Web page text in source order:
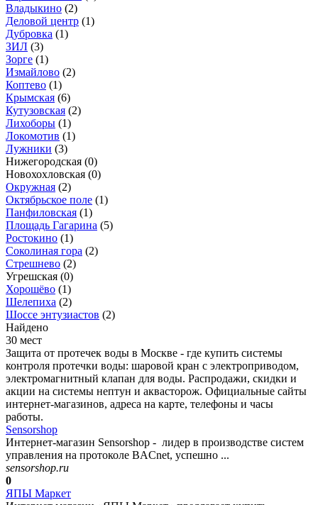
Владыкино (2)
Деловой центр (1)
Дубровка (1)
ЗИЛ (3)
Зорге (1)
Измайлово (2)
Коптево (1)
Крымская (6)
Кутузовская (2)
Лихоборы (1)
Локомотив (1)
Лужники (3)
Нижегородская (0)
Новохохловская (0)
Окружная (2)
Октябрьское поле (1)
Панфиловская (1)
Площадь Гагарина (5)
Ростокино (1)
Соколиная гора (2)
Стрешнево (2)
Угрешская (0)
Хорошёво (1)
Шелепиха (2)
Шоссе энтузиастов (2)
Найдено
30 мест
Защита от протечек воды в Москве - где купить системы
контроля протечки воды: шаровой кран с электроприводом,
электромагнитный клапан для воды. Распродажи, скидки и
акции на системы нептун и аквасторож. Официальные сайты
интернет-магазинов, адреса на карте, телефоны и часы
работы.
Sensorshop
Интернет-магазин Sensorshop - лидер в производстве систем
управления на протоколе BACnet, успешно ...
sensorshop.ru
0
ЯПЫ Маркет